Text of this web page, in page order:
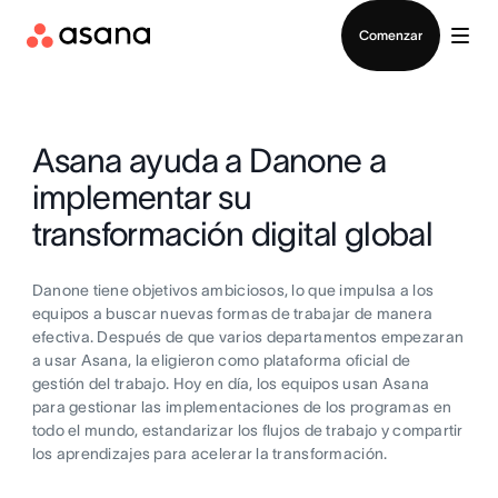
Comenzar
Asana ayuda a Danone a
implementar su
transformación digital global
Danone tiene objetivos ambiciosos, lo que impulsa a los
equipos a buscar nuevas formas de trabajar de manera
efectiva. Después de que varios departamentos empezaran
a usar Asana, la eligieron como plataforma oficial de
gestión del trabajo. Hoy en día, los equipos usan Asana
para gestionar las implementaciones de los programas en
todo el mundo, estandarizar los flujos de trabajo y compartir
los aprendizajes para acelerar la transformación.